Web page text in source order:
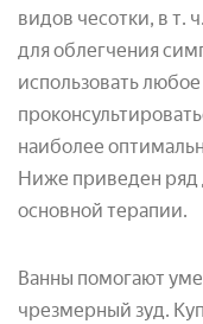
видов чесотки, в т.
для облегчения
использовать
наиболее
Ниже приведен ряд
основной терапии.
Ванны помогают
чрезмерный зуд.